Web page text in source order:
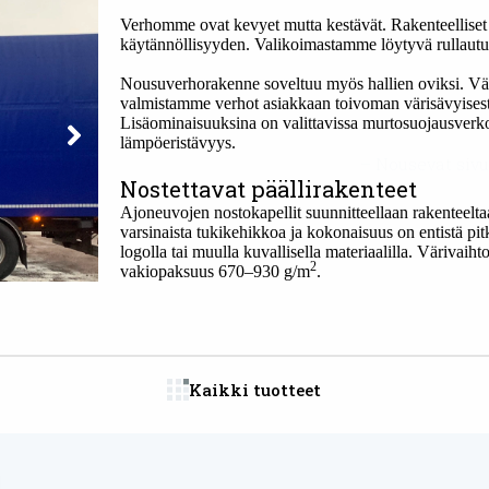
Verhomme ovat kevyet mutta kestävät.
käytännöllisyyden. Valikoimastamme löytyvä
Nousuverhorakenne soveltuu myös hallien oviksi.
valmistamme verhot asiakkaan toivoman
Lisäominaisuuksina on valittavissa
lämpöeristävyys.
Nostettavat päällirakenteet
Ajoneuvojen nostokapellit suunnitteellaan
varsinaista tukikehikkoa ja kokonaisuus on entistä
logolla tai muulla kuvallisella materiaalilla.
vakiopaksuus 670–930 g/m2.
Kaikki tuotteet